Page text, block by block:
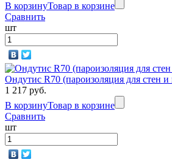
В корзинуТовар в корзине
Сравнить
шт
Ондутис R70 (пароизоляция для стен и
1 217 руб.
В корзинуТовар в корзине
Сравнить
шт